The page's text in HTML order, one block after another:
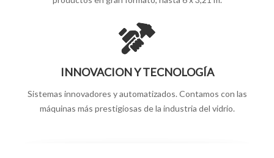
INNOVACION Y TECNOLOGÍA
Sistemas innovadores y automatizados. Contamos con las
máquinas más prestigiosas de la industria del vidrio.